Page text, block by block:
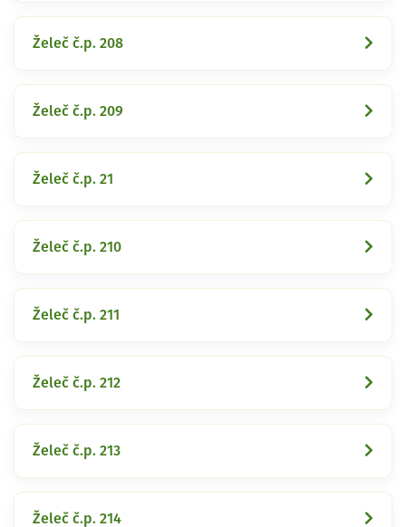
Želeč č.p. 208
Želeč č.p. 209
Želeč č.p. 21
Želeč č.p. 210
Želeč č.p. 211
Želeč č.p. 212
Želeč č.p. 213
Želeč č.p. 214